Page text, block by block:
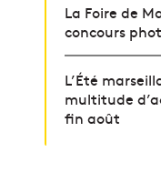
La Foire de
concours
L’Été
multitude
fin août